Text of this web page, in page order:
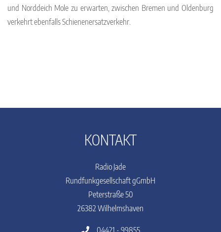
und Norddeich Mole zu erwarten, zwischen Bremen und Oldenburg
verkehrt ebenfalls Schienenersatzverkehr.
KONTAKT
Radio Jade
Rundfunkgesellschaft gGmbH
Peterstraße 50
26382 Wilhelmshaven